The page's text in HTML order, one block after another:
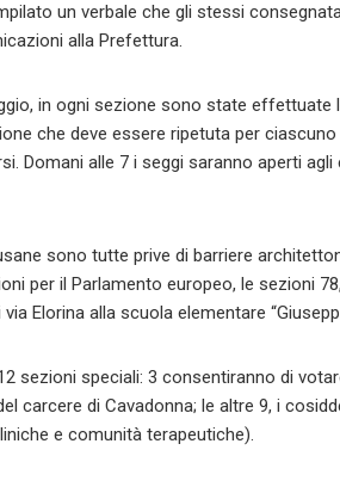
un verbale che gli stessi
alla Prefettura.
in ogni sezione sono state
che deve essere ripetuta per
Domani alle 7 i seggi saranno aperti
sono tutte prive di barriere
per il Parlamento europeo, le sezioni
Elorina alla scuola elementare
sezioni speciali: 3 consentiranno di
carcere di Cavadonna; le altre 9, i
e comunità terapeutiche).